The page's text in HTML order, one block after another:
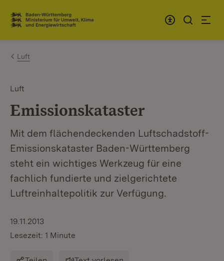
Zum Inhalt springen
Link zur Startseite
Luft
Luft
Emissionskataster
Mit dem flächendeckenden Luftschadstoff-
Emissionskataster Baden-Württemberg
steht ein wichtiges Werkzeug für eine
fachlich fundierte und zielgerichtete
Luftreinhaltepolitik zur Verfügung.
19.11.2013
Lesezeit: 1 Minute